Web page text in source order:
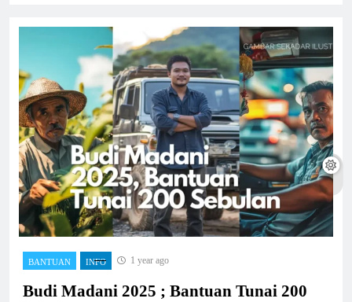
BANTUAN INFO 1 year ago
Budi Madani 2025 ; Bantuan Tunai 200